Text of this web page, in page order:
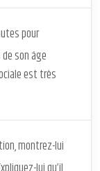
pour
son âge
est très
montrez-lui